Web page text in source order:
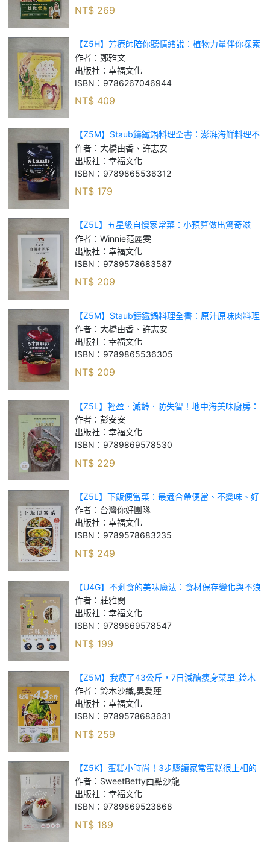
NT$ 269
【Z5H】芳療師陪你聽情緒說：植物力量伴你探索
隱藏的傷，重新深愛自己的療心之旅（附植物療心
陪伴卡隨行版）_鄭雅文
作者： 鄭雅文
出版社： 幸福文化
ISBN： 9786267046944
NT$ 409
【Z5M】Staub鑄鐵鍋料理全書：澎湃海鮮料理不
失敗_大橋由香、許志安
作者： 大橋由香、許志安
出版社： 幸福文化
ISBN： 9789865536312
NT$ 179
【Z5L】五星級自慢家常菜：小預算做出驚奇滋
味，美味配方+烹調一點訣+簡單擺盤，自家料理華
麗升級！_Winnie范麗雯
作者： Winnie范麗雯
出版社： 幸福文化
ISBN： 9789578683587
NT$ 209
【Z5M】Staub鑄鐵鍋料理全書：原汁原味肉料理
不失敗_大橋由香、許志安
作者： 大橋由香、許志安
出版社： 幸福文化
ISBN： 9789865536305
NT$ 209
【Z5L】輕盈．減齡．防失智！地中海美味廚房：
掌握飲食金字塔，台灣家庭也能實踐的健康低醣料
理_彭安安
作者： 彭安安
出版社： 幸福文化
ISBN： 9789869578530
NT$ 229
【Z5L】下飯便當菜：最適合帶便當、不變味、好
下飯的美味菜色（二版）_台灣你好團隊
作者： 台灣你好團隊
出版社： 幸福文化
ISBN： 9789578683235
NT$ 249
【U4G】不剩食的美味魔法：食材保存變化與不浪
費省錢料理_莊雅閔
作者： 莊雅閔
出版社： 幸福文化
ISBN： 9789869578547
NT$ 199
【Z5M】我瘦了43公斤，7日減醣瘦身菜單_鈴木
沙織, 婁愛蓮
作者： 鈴木沙織,婁愛蓮
出版社： 幸福文化
ISBN： 9789578683631
NT$ 259
【Z5K】蛋糕小時尚！3步驟讓家常蛋糕很上相的
裝飾靈感_Sweet Betty西點沙龍
作者： SweetBetty西點沙龍
出版社： 幸福文化
ISBN： 9789869523868
NT$ 189